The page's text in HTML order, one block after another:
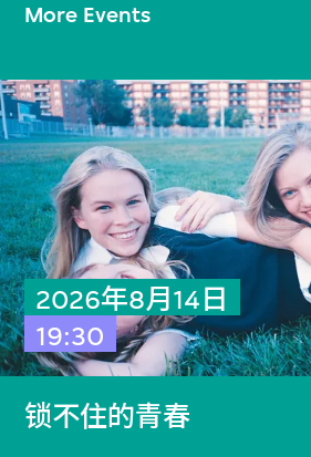
More Events
2026年8月14日
19:30
锁不住的青春